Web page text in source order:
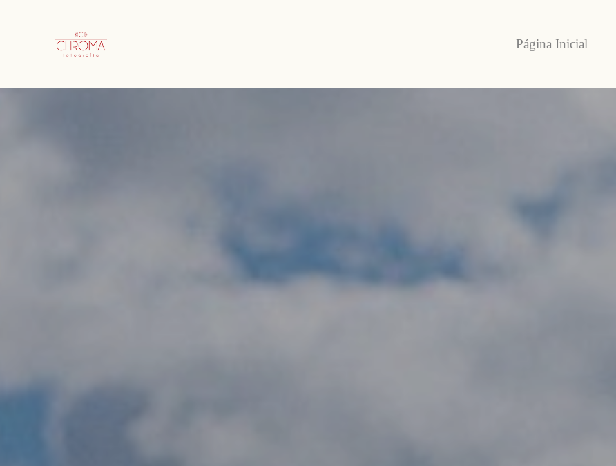
Página Inicial